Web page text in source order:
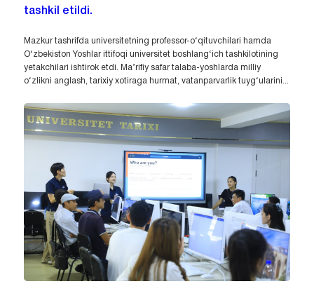
tashkil etildi.
Mazkur tashrifda universitetning professor-o‘qituvchilari hamda
O‘zbekiston Yoshlar ittifoqi universitet boshlang‘ich tashkilotining
yetakchilari ishtirok etdi. Ma’rifiy safar talaba-yoshlarda milliy
o‘zlikni anglash, tarixiy xotiraga hurmat, vatanparvarlik tuyg‘ularini...